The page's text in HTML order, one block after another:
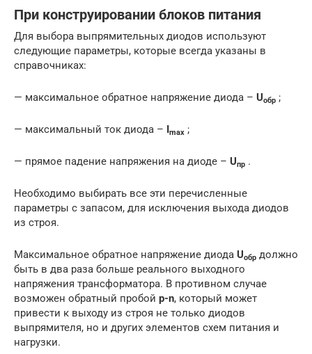
При конструировании блоков питания
Для выбора выпрямительных диодов используют
следующие параметры, которые всегда указаны в
справочниках:
— максимальное обратное напряжение диода – Uобр ;
— максимальный ток диода – Imax ;
— прямое падение напряжения на диоде – Uпр .
Необходимо выбирать все эти перечисленные
параметры с запасом, для исключения выхода диодов
из строя.
Максимальное обратное напряжение диода Uобр должно
быть в два раза больше реального выходного
напряжения трансформатора. В противном случае
возможен обратный пробой p-n, который может
привести к выходу из строя не только диодов
выпрямителя, но и других элементов схем питания и
нагрузки.